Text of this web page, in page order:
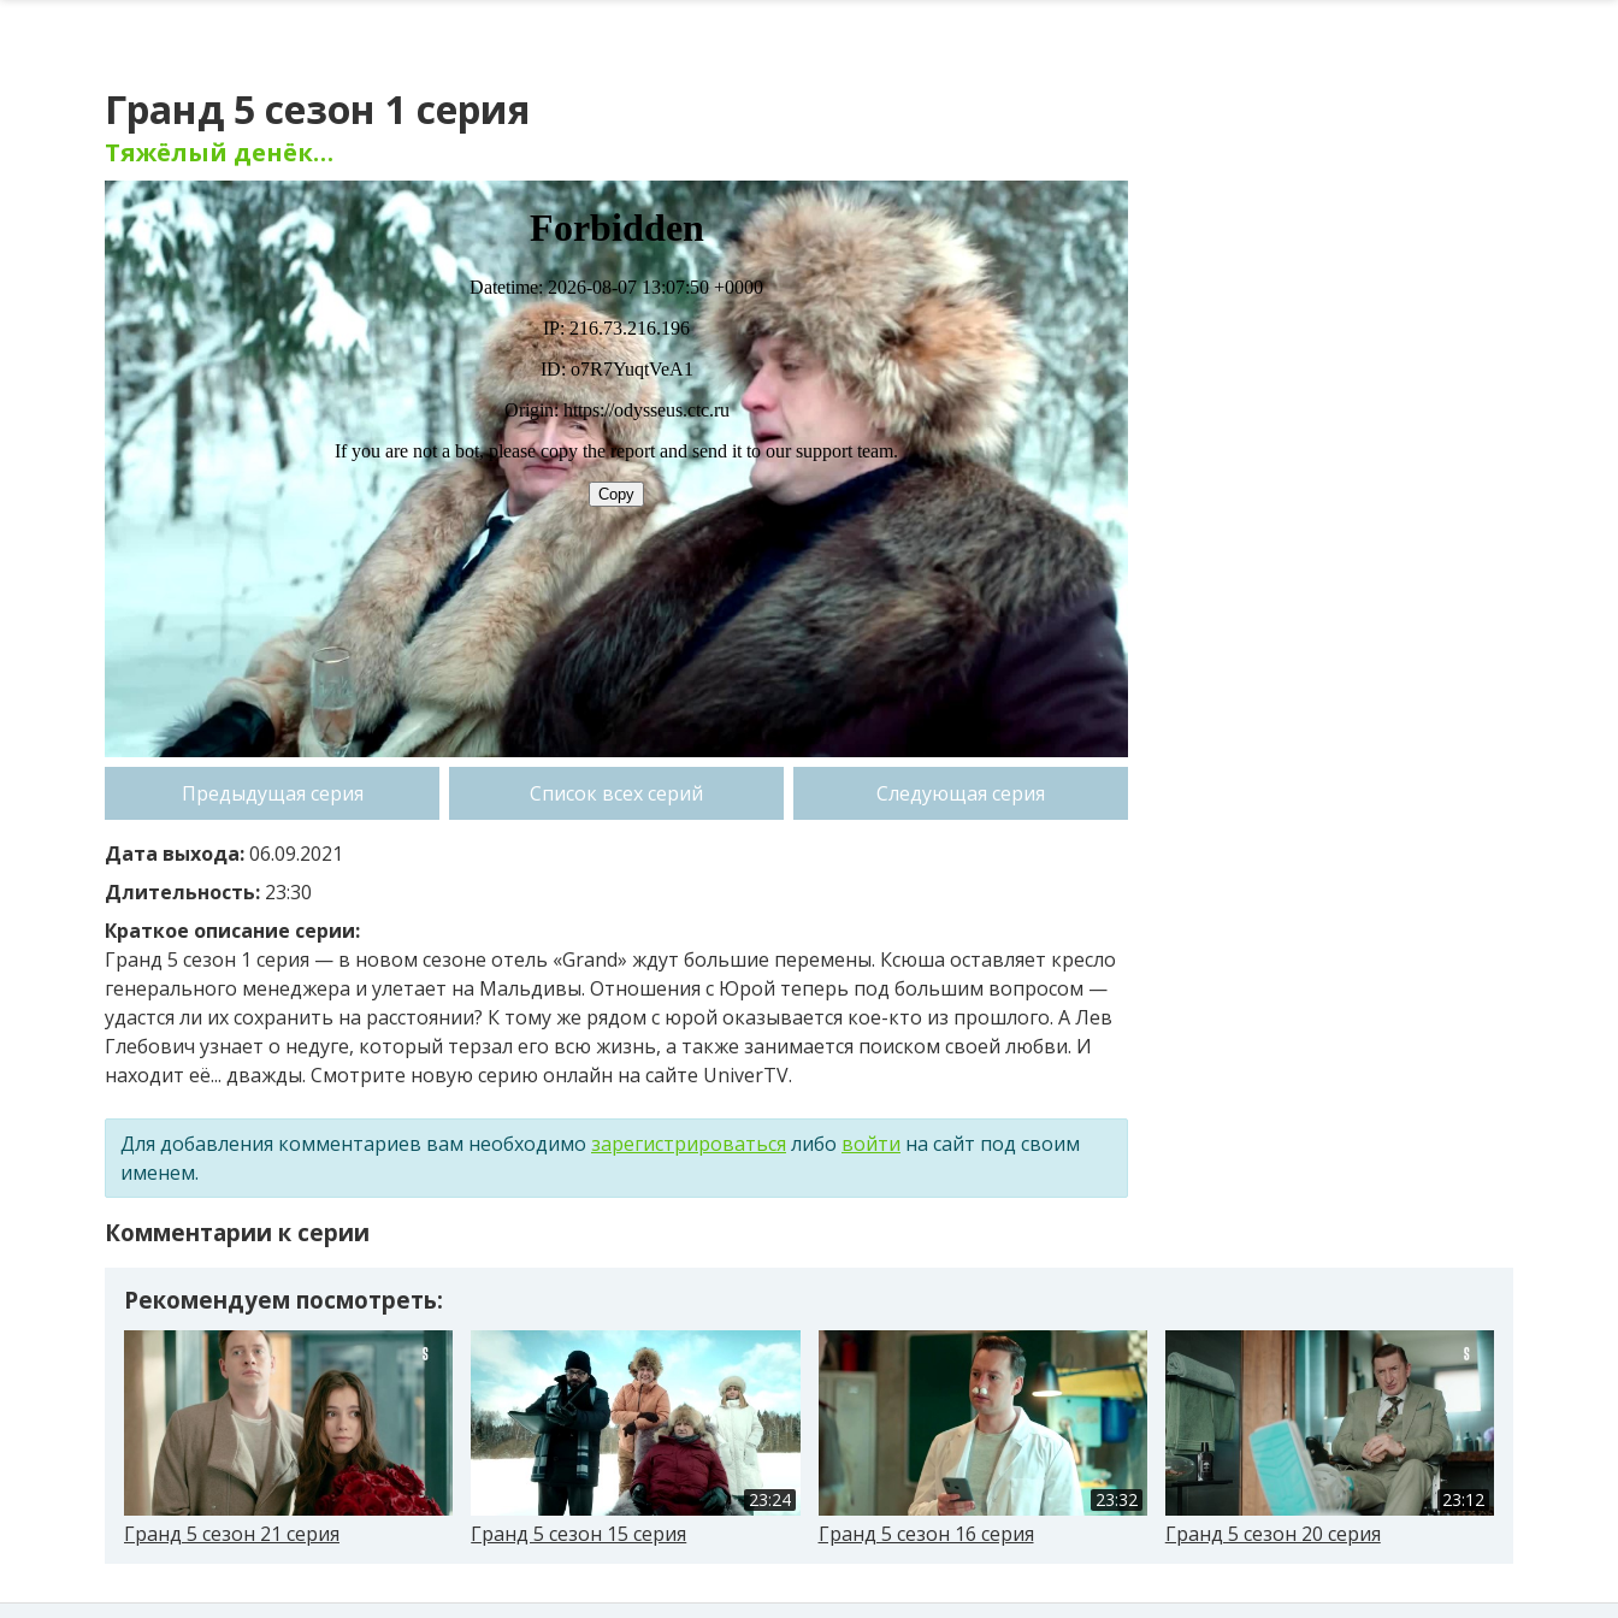
Гранд 5 сезон 1 серия
Тяжёлый денёк…
Предыдущая серия Список всех серий Следующая серия
Дата выхода:06.09.2021
Длительность: 23:30
Краткое описание серии:
Гранд 5 сезон 1 серия — в новом сезоне отель «Grand» ждут большие перемены. Ксюша оставляет кресло
генерального менеджера и улетает на Мальдивы. Отношения с Юрой теперь под большим вопросом —
удастся ли их сохранить на расстоянии? К тому же рядом с юрой оказывается кое-кто из прошлого. А Лев
Глебович узнает о недуге, который терзал его всю жизнь, а также занимается поиском своей любви. И
находит её... дважды. Смотрите новую серию онлайн на сайте UniverTV.
Для добавления комментариев вам необходимо зарегистрироваться либо войти на сайт под своим
именем.
Комментарии к серии
Рекомендуем посмотреть:
Гранд 5 сезон 21 серия
23:24
Гранд 5 сезон 15 серия
23:32
Гранд 5 сезон 16 серия
23:12
Гранд 5 сезон 20 серия